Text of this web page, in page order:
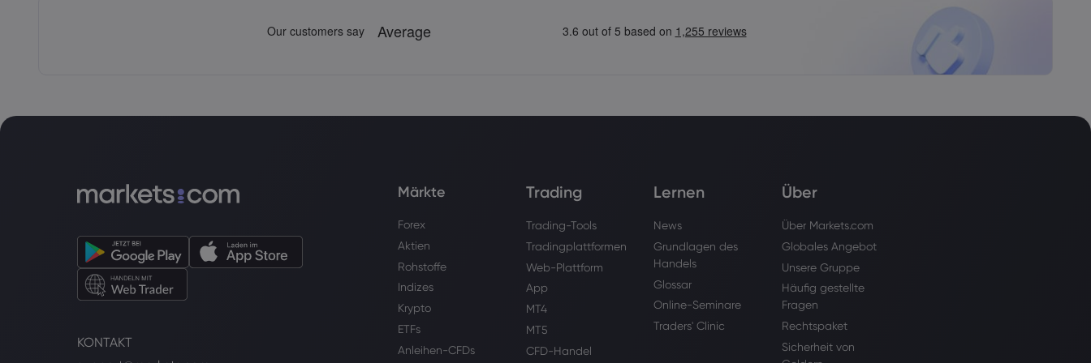
KONTAKT
Märkte
Forex
Aktien
Rohstoffe
Indizes
Krypto
ETFs
Anleihen-CFDs
Trading
Trading-Tools
Tradingplattformen
Web-Plattform
App
MT4
MT5
CFD-Handel
Lernen
News
Grundlagen des
Handels
Glossar
Online-Seminare
Traders' Clinic
Über
Über Markets.com
Globales Angebot
Unsere Gruppe
Häufig gestellte
Fragen
Rechtspaket
Sicherheit von